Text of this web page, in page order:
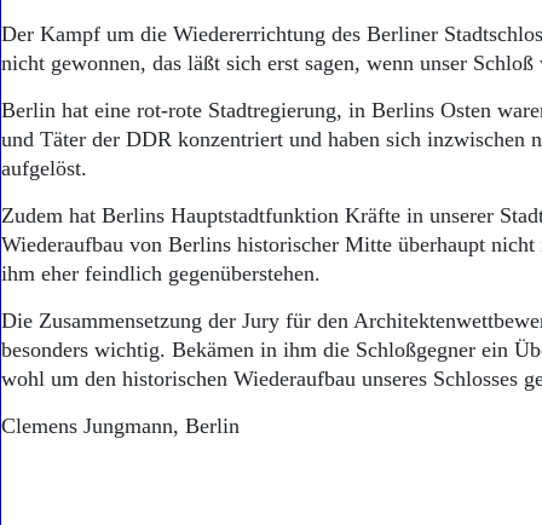
Der Kampf um die Wiedererrichtung des Berliner
nicht gewonnen, das läßt sich erst sagen, wenn unser
Berlin hat eine rot-rote Stadtregierung, in Berlins Osten
und Täter der DDR konzentriert und haben sich inzwischen
aufgelöst.
Zudem hat Berlins Hauptstadtfunktion Kräfte in unserer
Wiederaufbau von Berlins historischer Mitte überhaupt nicht
ihm eher feindlich gegenüberstehen.
Die Zusammensetzung der Jury für den
besonders wichtig. Bekämen in ihm die Schloßgegner ein
wohl um den historischen Wiederaufbau unseres Schlosses
Clemens Jungmann, Berlin